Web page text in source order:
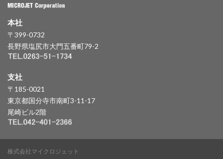
本社
〒399-0732
長野県塩尻市大門五番町79-2
支社
〒185-0021
東京都国分寺市南町3-11-17
尾崎ビル2階
株式会社マイクロジェット